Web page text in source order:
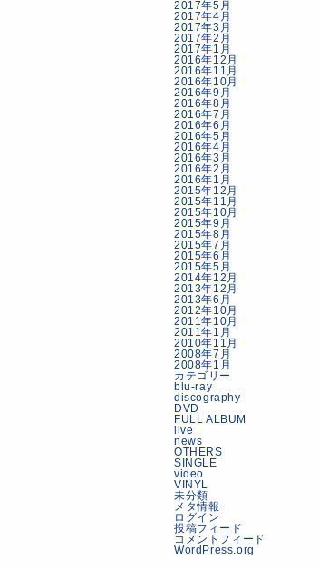
2017年5月
2017年4月
2017年3月
2017年2月
2017年1月
2016年12月
2016年11月
2016年10月
2016年9月
2016年8月
2016年7月
2016年6月
2016年5月
2016年4月
2016年3月
2016年2月
2016年1月
2015年12月
2015年11月
2015年10月
2015年9月
2015年8月
2015年7月
2015年6月
2015年5月
2014年12月
2013年12月
2013年6月
2012年10月
2011年10月
2011年1月
2010年11月
2008年7月
2008年1月
カテゴリー
blu-ray
discography
DVD
FULL ALBUM
live
news
OTHERS
SINGLE
video
VINYL
未分類
メタ情報
ログイン
投稿フィード
コメントフィード
WordPress.org